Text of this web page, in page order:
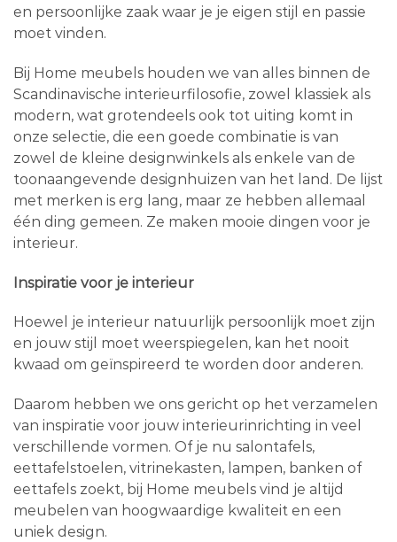
en persoonlijke zaak waar je je eigen stijl en passie
moet vinden.
Bij Home meubels houden we van alles binnen de
Scandinavische interieurfilosofie, zowel klassiek als
modern, wat grotendeels ook tot uiting komt in
onze selectie, die een goede combinatie is van
zowel de kleine designwinkels als enkele van de
toonaangevende designhuizen van het land. De lijst
met merken is erg lang, maar ze hebben allemaal
één ding gemeen. Ze maken mooie dingen voor je
interieur.
Inspiratie voor je interieur
Hoewel je interieur natuurlijk persoonlijk moet zijn
en jouw stijl moet weerspiegelen, kan het nooit
kwaad om geïnspireerd te worden door anderen.
Daarom hebben we ons gericht op het verzamelen
van inspiratie voor jouw interieurinrichting in veel
verschillende vormen. Of je nu salontafels,
eettafelstoelen, vitrinekasten, lampen, banken of
eettafels zoekt, bij Home meubels vind je altijd
meubelen van hoogwaardige kwaliteit en een
uniek design.